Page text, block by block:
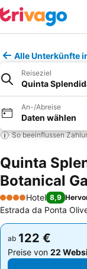
Alle Unterkünfte
Reiseziel
Quinta
An-/Abreise
Daten wählen
So beeinflussen
Quinta
Botanical
4 Sterne
Hotel 8,9
Estrada da Ponta
ab 122 €
Preise von 22
ab 122 €
Preise von 22